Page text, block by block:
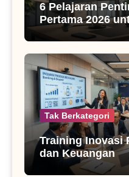
6 Pelajaran
Pertama 2026
Tak Berkategori
Training Inovasi
dan Keuangan